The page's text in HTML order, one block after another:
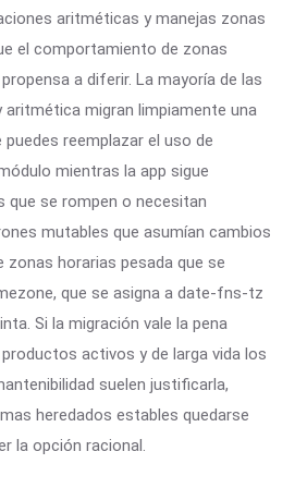
aritméticas y manejas zonas
el comportamiento de zonas
a diferir. La mayoría de las
aritmética migran limpiamente una
reemplazar el uso de
mientras la app sigue
que se rompen o necesitan
mutables que asumían cambios
zonas horarias pesada que se
que se asigna a date-fns-tz
Si la migración vale la pena
productos activos y de larga vida los
suelen justificarla,
heredados estables quedarse
la opción racional.